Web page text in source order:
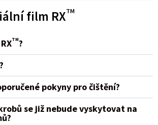
film RXTM
TM?
pokyny pro čištění?
se již nebude vyskytovat na